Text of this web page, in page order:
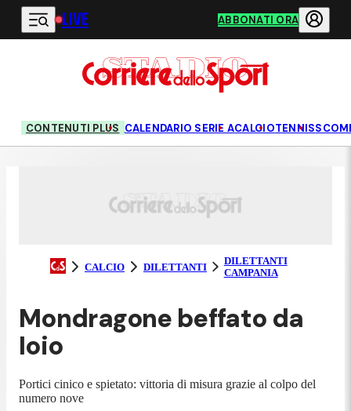
Vai al contenuto principale
LIVE ABBONATI ORA
CONTENUTI PLUS CALENDARIO SERIE ACALCIOTENNIS
CALCIO DILETTANTI
DILETTANTI
CAMPANIA
Mondragone beffato da
Ioio
Portici cinico e spietato: vittoria di misura grazie al colpo del
numero nove